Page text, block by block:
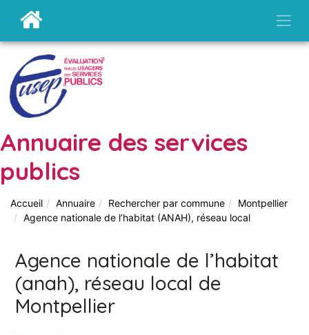
Annuaire des services
publics
Accueil Annuaire Rechercher par commune
Montpellier
Agence nationale de l’habitat (ANAH), réseau local
Agence nationale de l’habitat
(anah), réseau local de
Montpellier